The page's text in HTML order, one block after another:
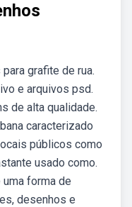
grafite de rua.
e arquivos psd.
de alta qualidade.
caracterizado
públicos como
usado como.
forma de
desenhos e